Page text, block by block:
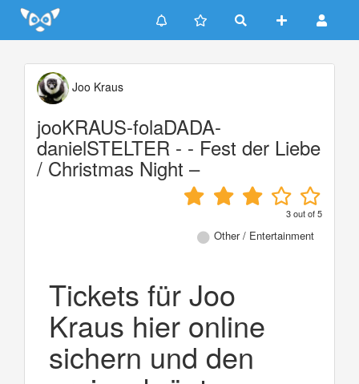
Update cookies preferences
Joo Kraus
jooKRAUS-folaDADA-
danielSTELTER - - Fest der Liebe
/ Christmas Night –
3out of5
Other / Entertainment
Tickets für Joo
Kraus hier online
sichern und den